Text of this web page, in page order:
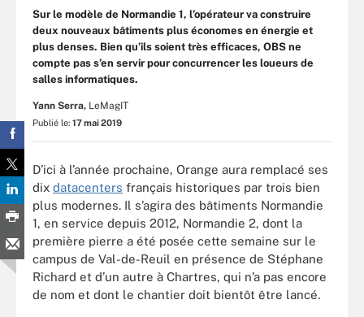
Sur le modèle de Normandie 1, l’opérateur va construire
deux nouveaux bâtiments plus économes en énergie et
plus denses. Bien qu’ils soient très efficaces, OBS ne
compte pas s’en servir pour concurrencer les loueurs de
salles informatiques.
Yann Serra, LeMagIT
Publié le: 17 mai 2019
D’ici à l’année prochaine, Orange aura remplacé ses
dix datacenters français historiques par trois bien
plus modernes. Il s’agira des bâtiments Normandie
1, en service depuis 2012, Normandie 2, dont la
première pierre a été posée cette semaine sur le
campus de Val-de-Reuil en présence de Stéphane
Richard et d’un autre à Chartres, qui n’a pas encore
de nom et dont le chantier doit bientôt être lancé.